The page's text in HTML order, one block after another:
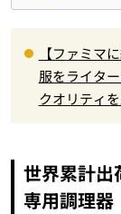
【ファミマ
服をライタ
クオリティ
世界累計
専用調理器